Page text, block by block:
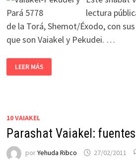
lectura
de la Torá, Shemot/Éxodo, con
que son Vaiakel y Pekudei. …
LEER MÁS
10 VAIAKEL
Parashat Vaiakel: fuentes
porYehuda Ribco 27/02/2011